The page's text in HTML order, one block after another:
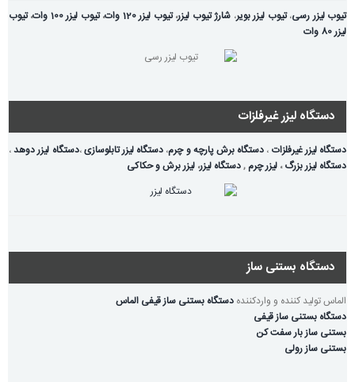
تیوب لیزر رسی،تیوب لیزر بویر، شارژ تیوب لیزر،تیوب لیزر 120 وات ،تیوب لیزر 100 وات ،تیوب
لیزر 80 وات
دستگاه لیزر غیرفلزات
دستگاه لیزر غیرفلزات ، دستگاه برش پارچه و چرم، دستگاه لیزر تابلوسازی،دستگاه لیزر دوهد،
دستگاه لیزر بزرگ، لیزر چرم ,دستگاه لیزر، لیزر برش و حکاکی
دستگاه بستنی ساز
الماس تولید کننده و واردکننده دستگاه بستنی ساز قیفی الماس
دستگاه بستنی ساز قیفی
بستنی ساز بار سفت کن
بستنی ساز رولی